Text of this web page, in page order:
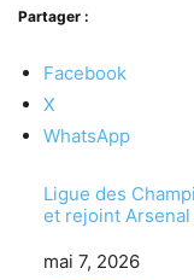
Partager :
Facebook
X
WhatsApp
Ligue des
et rejoint
Date
mai 7, 2026